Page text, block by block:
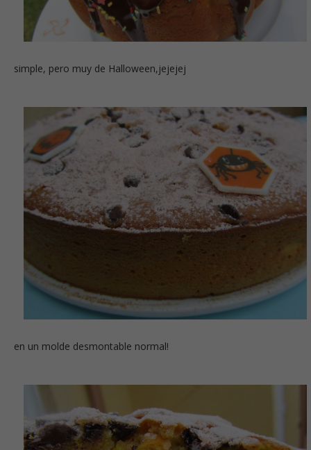
simple, pero muy de Halloween,jejejej
en un molde desmontable normal!